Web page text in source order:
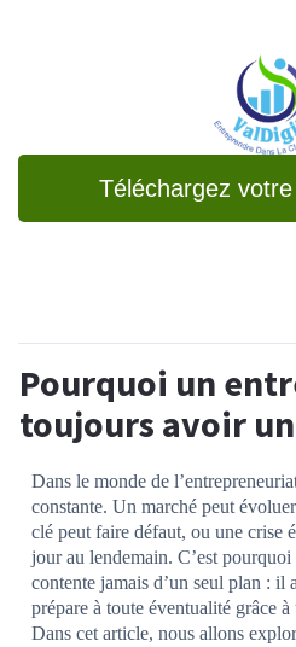
Téléchargez
Pourquoi un
toujours avoir
Dans le monde de
constante. Un marché peut
clé peut faire défaut, ou une crise
jour au lendemain. C’est
contente jamais d’un seul plan : il
prépare à toute éventualité grâce à
Dans cet article, nous allons